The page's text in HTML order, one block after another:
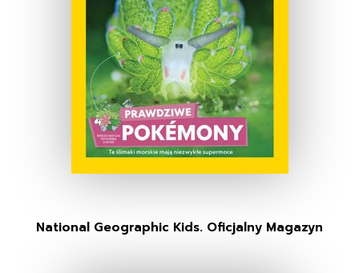
National Geographic Kids. Oficjalny Magazyn